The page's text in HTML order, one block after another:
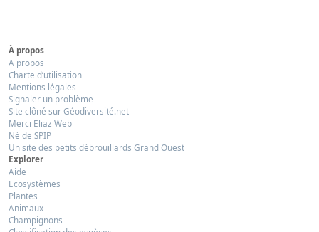
À propos
A propos
Charte d’utilisation
Mentions légales
Signaler un problème
Site clôné sur Géodiversité.net
Merci Eliaz Web
Né de SPIP
Un site des petits débrouillards Grand Ouest
Explorer
Aide
Ecosystèmes
Plantes
Animaux
Champignons